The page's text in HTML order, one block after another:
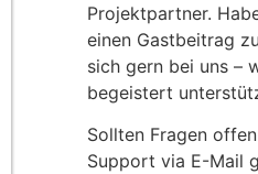
Projektpartner.
einen Gastbeitrag
sich gern bei uns –
begeistert
Sollten Fragen
Support via E-Mail